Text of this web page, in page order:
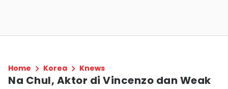
Home Korea Knews
Na Chul, Aktor di Vincenzo dan Weak